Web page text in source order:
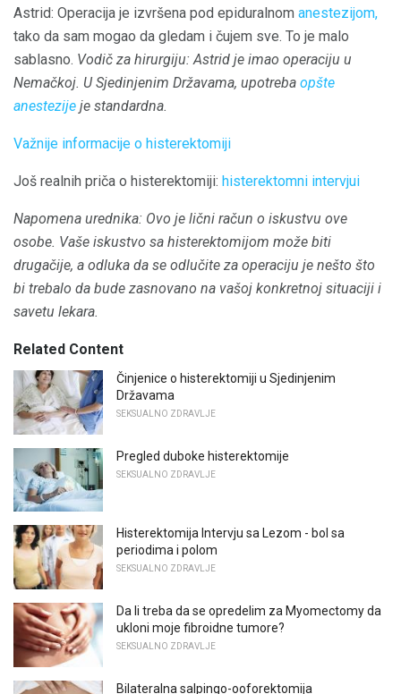
Astrid: Operacija je izvršena pod epiduralnom anestezijom,
tako da sam mogao da gledam i čujem sve. To je malo
sablasno. Vodič za hirurgiju: Astrid je imao operaciju u
Nemačkoj. U Sjedinjenim Državama, upotreba opšte
anestezije je standardna.
Važnije informacije o histerektomiji
Još realnih priča o histerektomiji: histerektomni intervjui
Napomena urednika: Ovo je lični račun o iskustvu ove
osobe. Vaše iskustvo sa histerektomijom može biti
drugačije, a odluka da se odlučite za operaciju je nešto što
bi trebalo da bude zasnovano na vašoj konkretnoj situaciji i
savetu lekara.
Related Content
Činjenice o histerektomiji u Sjedinjenim
Državama
SEKSUALNO ZDRAVLJE
Pregled duboke histerektomije
SEKSUALNO ZDRAVLJE
Histerektomija Intervju sa Lezom - bol sa
periodima i polom
SEKSUALNO ZDRAVLJE
Da li treba da se opredelim za Myomectomy da
ukloni moje fibroidne tumore?
SEKSUALNO ZDRAVLJE
Bilateralna salpingo-ooforektomija